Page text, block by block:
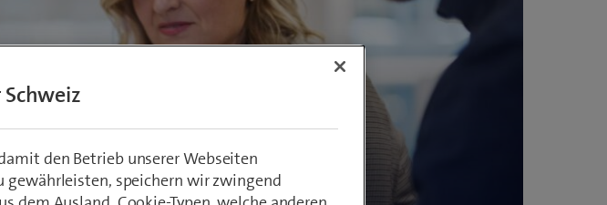
den Betrieb unserer Webseiten
gewährleisten, speichern wir zwingend